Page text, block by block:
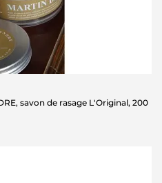
savon de rasage L'Original, 200